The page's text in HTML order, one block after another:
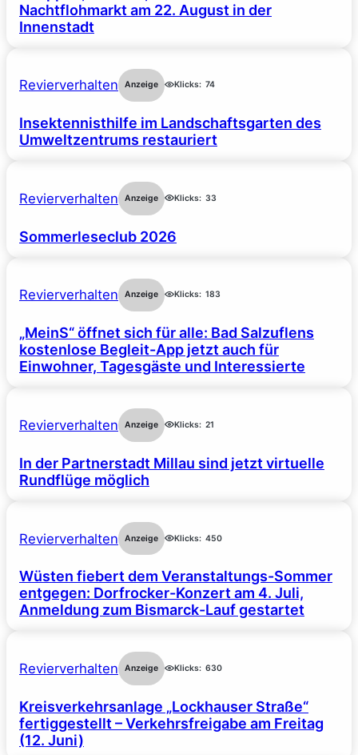
Nachtflohmarkt am 22. August in der
Innenstadt
Revierverhalten Anzeige Klicks: 74
Insektennisthilfe im Landschaftsgarten des
Umweltzentrums restauriert
Revierverhalten Anzeige Klicks: 33
Sommerleseclub 2026
Revierverhalten Anzeige Klicks: 183
„MeinS“ öffnet sich für alle: Bad Salzuflens
kostenlose Begleit-App jetzt auch für
Einwohner, Tagesgäste und Interessierte
Revierverhalten Anzeige Klicks: 21
In der Partnerstadt Millau sind jetzt virtuelle
Rundflüge möglich
Revierverhalten Anzeige Klicks: 450
Wüsten fiebert dem Veranstaltungs-Sommer
entgegen: Dorfrocker-Konzert am 4. Juli,
Anmeldung zum Bismarck-Lauf gestartet
Revierverhalten Anzeige Klicks: 630
Kreisverkehrsanlage „Lockhauser Straße“
fertiggestellt – Verkehrsfreigabe am Freitag
(12. Juni)